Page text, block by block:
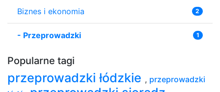
Biznes i ekonomia 2
- Przeprowadzki 1
Popularne tagi
przeprowadzki łódzkie , przeprowadzki